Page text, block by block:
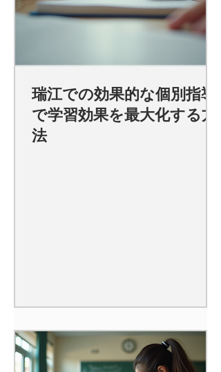
瑞江での効果的な個別指導
で学習効果を最大化する方
法